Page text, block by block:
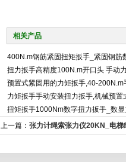
相关产品
400N.m钢筋紧固扭矩扳手_紧固钢筋
扭力扳手高精度100N.m开口头 手动
预置式紧固用的力矩扳手,40-200N.m
力矩扳手手动安装扭力扳手,机械预
扭矩扳手1000Nm数字扭力扳手_数
上一篇： 张力计绳索张力仪20KN_电梯